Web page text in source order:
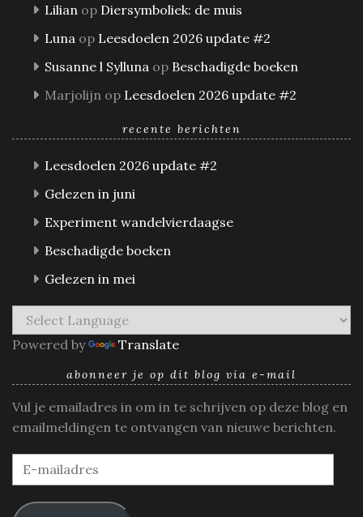
Lilian op Diersymboliek: de muis
Luna op Leesdoelen 2026 update #2
Susanne l Sylluna op Beschadigde boeken
Marjolijn op Leesdoelen 2026 update #2
recente berichten
Leesdoelen 2026 update #2
Gelezen in juni
Experiment wandelvierdaagse
Beschadigde boeken
Gelezen in mei
Powered by Translate
abonneer je op dit blog via e-mail
Vul je emailadres in om in te schrijven op deze blog en
emailmeldingen te ontvangen van nieuwe berichten.
E-
mailadres